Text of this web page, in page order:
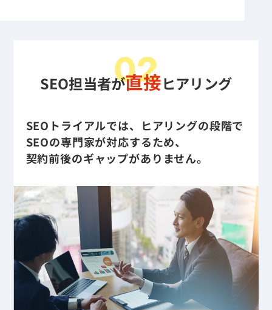
02
SEO担当者が直接ヒアリング
SEOトライアルでは、ヒアリングの段階で
SEOの専門家が対応するため、
契約前後のギャップがありません。